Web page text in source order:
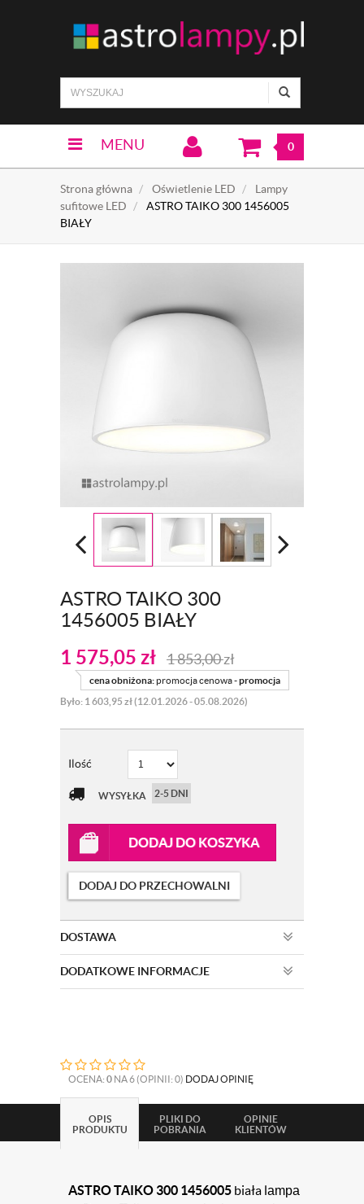
MENU 0
Strona główna Oświetlenie LED
Lampy
sufitowe LED
ASTRO TAIKO 300 1456005
BIAŁY
ASTRO TAIKO 300
1456005 BIAŁY
1 575,05 zł 1 853,00zł
cena obniżona:promocja cenowa -promocja
Było: 1 603,95 zł (12.01.2026 - 05.08.2026)
Ilość
WYSYŁKA 2-5 DNI
DODAJ DO KOSZYKA
DODAJ DO PRZECHOWALNI
DOSTAWA
DODATKOWE INFORMACJE
OCENA: 0 NA 6 (OPINII: 0) DODAJ OPINIĘ
OPIS
PRODUKTU
PLIKI DO
POBRANIA
OPINIE
KLIENTÓW
ASTRO TAIKO 300 1456005 biała lampa